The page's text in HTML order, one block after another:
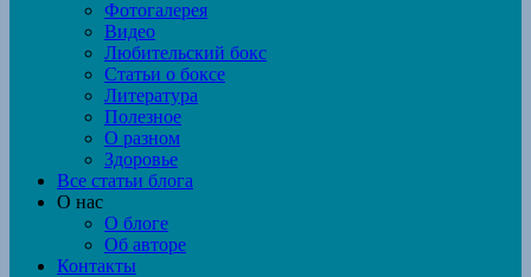
Фотогалерея
Видео
Любительский бокс
Статьи о боксе
Литература
Полезное
О разном
Здоровье
Все статьи блога
О нас
О блоге
Об авторе
Контакты